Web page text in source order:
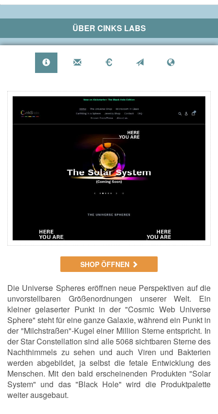
ÜBER CINKS LABS
SHOP ÖFFNEN
Die Universe Spheres eröffnen neue Perspektiven auf die
unvorstellbaren Größenordnungen unserer Welt. Ein
kleiner gelaserter Punkt in der "Cosmic Web Universe
Sphere" steht für eine ganze Galaxie, während ein Punkt in
der "Milchstraßen"-Kugel einer Million Sterne entspricht. In
der Star Constellation sind alle 5068 sichtbaren Sterne des
Nachthimmels zu sehen und auch Viren und Bakterien
werden abgebildet, ja selbst die fetale Entwicklung des
Menschen. Mit den bald erscheinenden Produkten "Solar
System" und das "Black Hole" wird die Produktpalette
weiter ausgebaut.